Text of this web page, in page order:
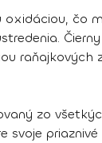
oxidáciou, čo
zo
svoje